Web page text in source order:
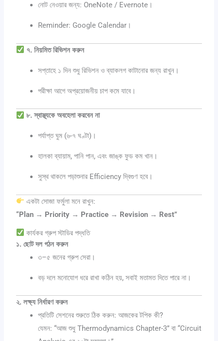
নোট নেওয়ার জন্য: OneNote / Evernote।
Reminder: Google Calendar।
৭. নিয়মিত রিভিশন করুন
সপ্তাহে ১ দিন শুধু রিভিশন ও ব্যাকলগ কাটানোর জন্য রাখুন।
পরীক্ষা আগে অপ্রয়োজনীয় চাপ কমে যাবে।
৮. স্বাস্থ্যকে অবহেলা করবেন না
পর্যাপ্ত ঘুম (৬-৭ ঘণ্টা)।
হালকা ব্যায়াম, পানি পান, এবং জাঙ্ক ফুড কম খান।
সুস্থ থাকলে পড়াশুনার Efficiency দ্বিগুণ হবে।
একটা সোজা ফর্মুলা মনে রাখুন:
“Plan → Priority → Practice → Revision → Rest”
কার্যকর গ্রুপ স্টাডির পদ্ধতি
১. ছোট দল গঠন করুন
৩–৫ জনের গ্রুপ সেরা।
বড় দলে মনোযোগ ধরে রাখা কঠিন হয়, সবাই মতামত দিতে পারে না।
২. লক্ষ্য নির্ধারণ করুন
প্রতিটি সেশনের শুরুতে ঠিক করুন: আজকের টপিক কী?
যেমন: “আজ শুধু Thermodynamics Chapter-3” বা “Circuit